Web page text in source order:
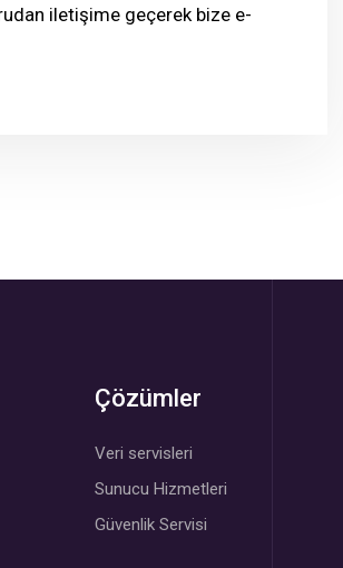
iletişime geçerek bize e-
Çözümler
Veri servisleri
Sunucu Hizmetleri
Güvenlik Servisi